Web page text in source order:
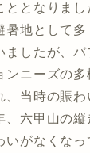
ととなりま
暑地として
ましたが、
ンニーズの多
、当時の賑
、六甲山の
いがなくな